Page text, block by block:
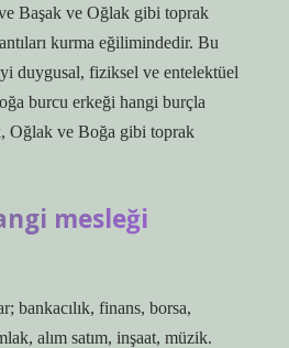
Başak ve Oğlak gibi toprak
kurma eğilimindedir. Bu
duygusal, fiziksel ve entelektüel
burcu erkeği hangi burçla
Oğlak ve Boğa gibi toprak
mesleği
bankacılık, finans, borsa,
alım satım, inşaat, müzik.